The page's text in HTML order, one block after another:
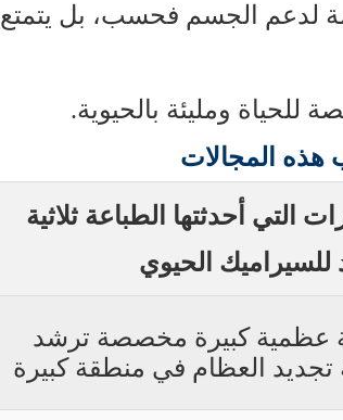
لدعم الجسم فحسب، بل يتمتع
ومليئة بالحيوية.
هذه المجالات
التي أحدثتها الطباعة ثلاثية
للسيراميك الحيوي
عظمية كبيرة مخصصة ترشد
تجديد العظام في منطقة كبيرة